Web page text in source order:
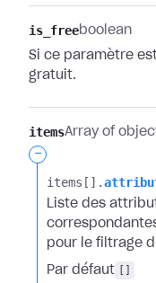
is_freeboolean
Si ce paramètre
gratuit.
itemsArray of
-
items[].​
Liste des
pour le filtrage
Par défaut